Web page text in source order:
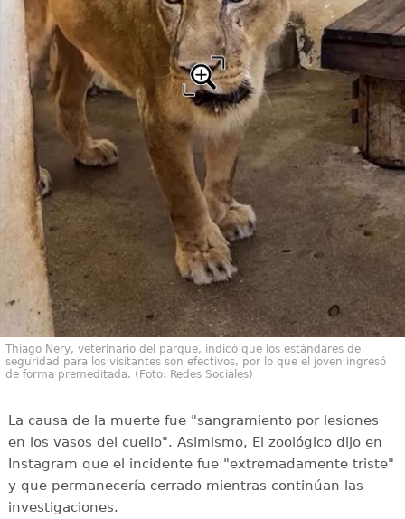
Thiago Nery, veterinario del parque, indicó que los estándares de
seguridad para los visitantes son efectivos, por lo que el joven ingresó
de forma premeditada. (Foto: Redes Sociales)
La causa de la muerte fue "sangramiento por lesiones
en los vasos del cuello". Asimismo, El zoológico dijo en
Instagram que el incidente fue "extremadamente triste"
y que permanecería cerrado mientras continúan las
investigaciones.